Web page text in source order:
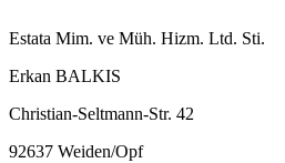
Estata Mim. ve Müh. Hizm. Ltd. Sti.
Erkan BALKIS
Christian-Seltmann-Str. 42
92637 Weiden/Opf